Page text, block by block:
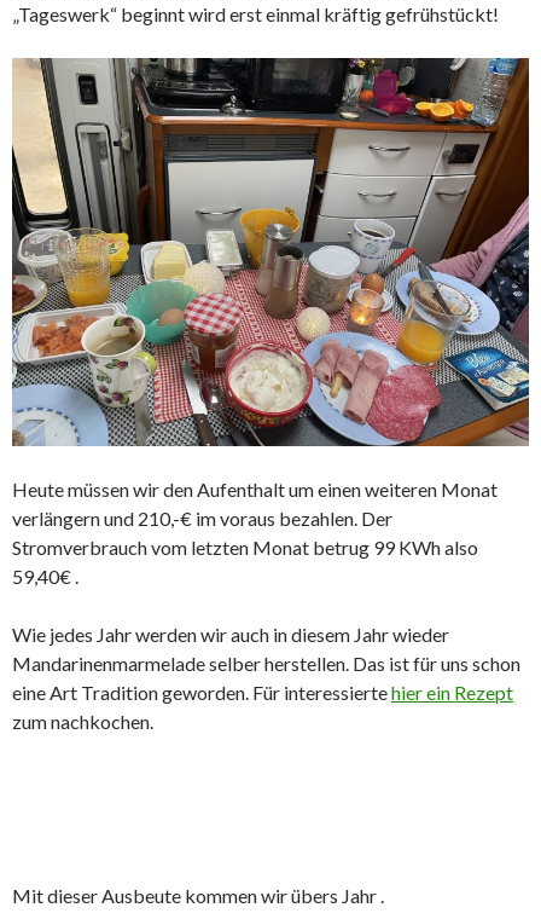
„Tageswerk“ beginnt wird erst einmal kräftig gefrühstückt!
Heute müssen wir den Aufenthalt um einen weiteren Monat
verlängern und 210,-€ im voraus bezahlen. Der
Stromverbrauch vom letzten Monat betrug 99 KWh also
59,40€ .
Wie jedes Jahr werden wir auch in diesem Jahr wieder
Mandarinenmarmelade selber herstellen. Das ist für uns schon
eine Art Tradition geworden. Für interessiertehier ein Rezept
zum nachkochen.
Mit dieser Ausbeute kommen wir übers Jahr .